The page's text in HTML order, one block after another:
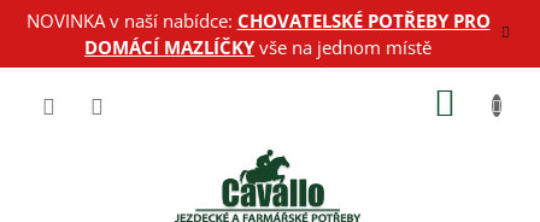
PřejítNOVINKA v naší nabídce: CHOVATELSKÉ POTŘEBY PRO
DOMÁCÍ MAZLÍČKYvše na jednom místě